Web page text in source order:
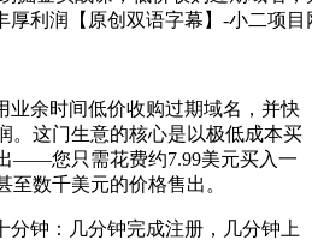
业余时间低价收购过期域名，并快
。这门生意的核心是以极低成本买
——您只需花费约7.99美元买入一
数千美元的价格售出。
分钟：几分钟完成注册，几分钟上